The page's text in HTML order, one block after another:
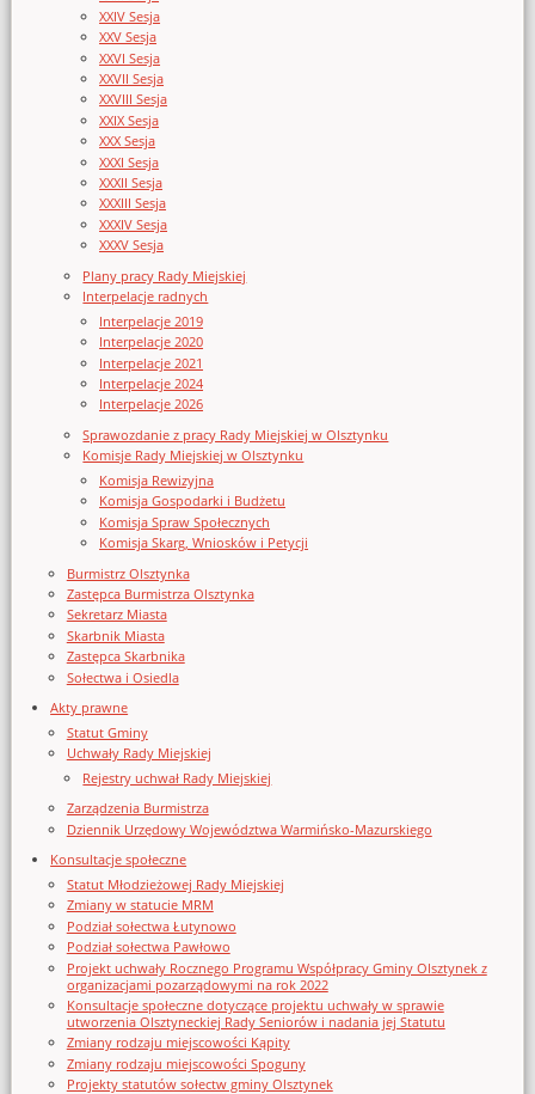
XXIV Sesja
XXV Sesja
XXVI Sesja
XXVII Sesja
XXVIII Sesja
XXIX Sesja
XXX Sesja
XXXI Sesja
XXXII Sesja
XXXIII Sesja
XXXIV Sesja
XXXV Sesja
Plany pracy Rady Miejskiej
Interpelacje radnych
Interpelacje 2019
Interpelacje 2020
Interpelacje 2021
Interpelacje 2024
Interpelacje 2026
Sprawozdanie z pracy Rady Miejskiej w Olsztynku
Komisje Rady Miejskiej w Olsztynku
Komisja Rewizyjna
Komisja Gospodarki i Budżetu
Komisja Spraw Społecznych
Komisja Skarg, Wniosków i Petycji
Burmistrz Olsztynka
Zastępca Burmistrza Olsztynka
Sekretarz Miasta
Skarbnik Miasta
Zastępca Skarbnika
Sołectwa i Osiedla
Akty prawne
Statut Gminy
Uchwały Rady Miejskiej
Rejestry uchwał Rady Miejskiej
Zarządzenia Burmistrza
Dziennik Urzędowy Województwa Warmińsko-Mazurskiego
Konsultacje społeczne
Statut Młodzieżowej Rady Miejskiej
Zmiany w statucie MRM
Podział sołectwa Łutynowo
Podział sołectwa Pawłowo
Projekt uchwały Rocznego Programu Współpracy Gminy Olsztynek z
organizacjami pozarządowymi na rok 2022
Konsultacje społeczne dotyczące projektu uchwały w sprawie
utworzenia Olsztyneckiej Rady Seniorów i nadania jej Statutu
Zmiany rodzaju miejscowości Kąpity
Zmiany rodzaju miejscowości Spoguny
Projekty statutów sołectw gminy Olsztynek